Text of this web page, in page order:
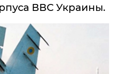
ВВС Украины.